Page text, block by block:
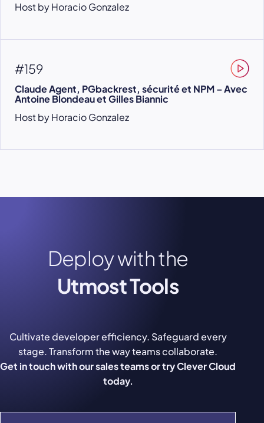
Host by Horacio Gonzalez
#159
Claude Agent, PGbackrest, sécurité et NPM – Avec
Antoine Blondeau et Gilles Biannic
Host by Horacio Gonzalez
Deploy with the
Utmost Tools
Cultivate developer efficiency. Safeguard every
stage. Transform the way teams collaborate.
Get in touch with our sales teams or try Clever Cloud
today.